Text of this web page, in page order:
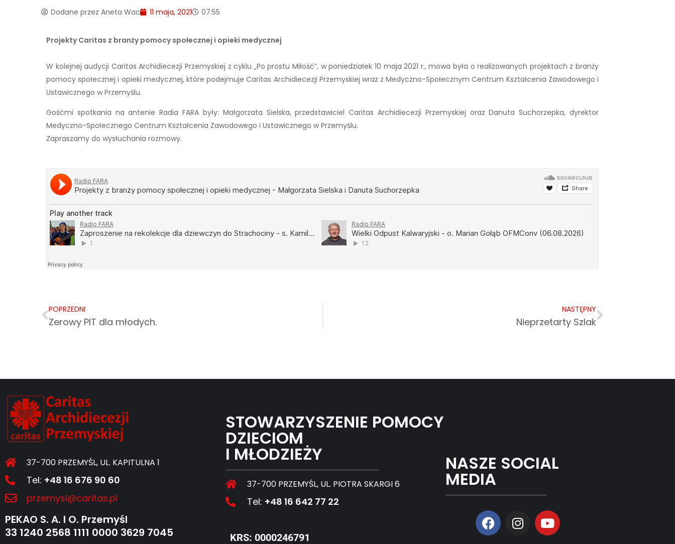
Dodane przez Aneta Wac 11 maja, 2021 07:55
Projekty Caritas z branży pomocy społecznej i opieki medycznej
W kolejnej audycji Caritas Archidiecezji Przemyskiej z cyklu „Po prostu Miłość”, w poniedziałek 10 maja 2021 r., mowa była o realizowanych projektach z branży
pomocy społecznej i opieki medycznej, które podejmuje Caritas Archidiecezji Przemyskiej wraz z Medyczno-Społecznym Centrum Kształcenia Zawodowego i
Ustawicznego w Przemyślu.
Gośćmi spotkania na antenie Radia FARA były: Małgorzata Sielska, przedstawiciel Caritas Archidiecezji Przemyskiej oraz Danuta Suchorzepka, dyrektor
Medyczno-Społecznego Centrum Kształcenia Zawodowego i Ustawicznego w Przemyślu.
Zapraszamy do wysłuchania rozmowy.
POPRZEDNI
Zerowy PIT dla młodych.
NASTĘPNY
Nieprzetarty Szlak
37-700 PRZEMYŚL, UL. KAPITULNA 1
Tel: +48 16 676 90 60
przemysl@caritas.pl
PEKAO S. A. I O. Przemyśl
33 1240 2568 1111 0000 3629 7045
STOWARZYSZENIE POMOCY
DZIECIOM
I MŁODZIEŻY
37-700 PRZEMYŚL, UL. PIOTRA SKARGI 6
Tel: +48 16 642 77 22
KRS: 0000246791
NASZE SOCIAL
MEDIA